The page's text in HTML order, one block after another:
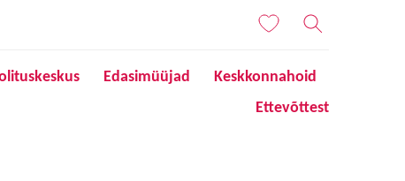
Edasimüüjad
Keskkonnahoid
Ettevõttest